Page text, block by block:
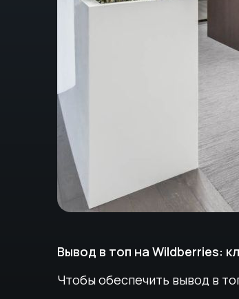
Вывод в топ на Wildberries:
Чтобы обеспечить вывод в